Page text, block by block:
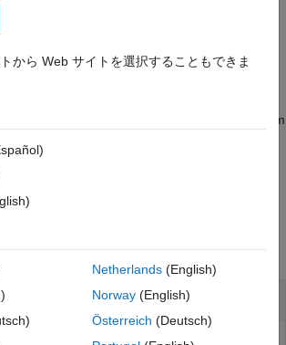
from
Suburban Scene Map
から Web サイトを選択することもできま
Netherlands(English)
Norway(English)
Österreich (Deutsch)